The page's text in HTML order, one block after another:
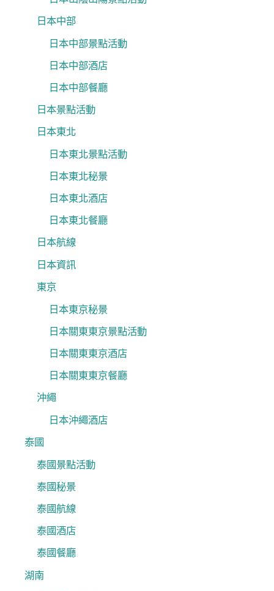
日本中部
日本中部景點活動
日本中部酒店
日本中部餐廳
日本景點活動
日本東北
日本東北景點活動
日本東北秘景
日本東北酒店
日本東北餐廳
日本航線
日本資訊
東京
日本東京秘景
日本關東東京景點活動
日本關東東京酒店
日本關東東京餐廳
沖繩
日本沖繩酒店
泰國
泰國景點活動
泰國秘景
泰國航線
泰國酒店
泰國餐廳
湖南